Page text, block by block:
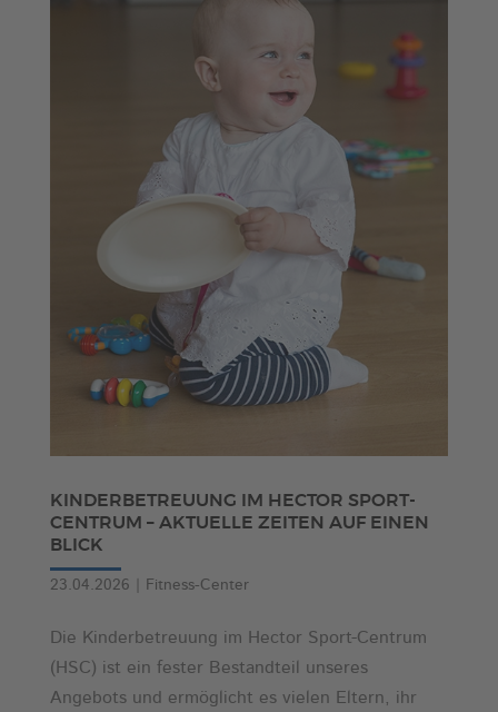
KINDERBETREUUNG IM HECTOR SPORT-
CENTRUM – AKTUELLE ZEITEN AUF EINEN
BLICK
23.04.2026 Fitness-Center
Die Kinderbetreuung im Hector Sport-Centrum
(HSC) ist ein fester Bestandteil unseres
Angebots und ermöglicht es vielen Eltern, ihr